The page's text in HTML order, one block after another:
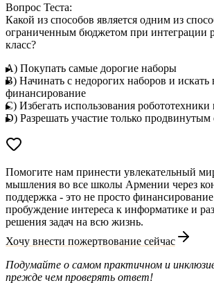
Вопрос Теста:
Какой из способов является одним из
ограниченным бюджетом при интеграции
класс?
A) Покупать самые дорогие наборы
B) Начинать с недорогих наборов и искать
финансирование
C) Избегать использования
D) Разрешать участие только продвинутым
Помогите нам принести увлекательный
мышления во все школы Армении через
поддержка - это не просто
пробуждение интереса к информатике и
решения задач на всю жизнь.
Хочу внести пожертвование сейчас
Подумайте о самом практичном и
прежде чем проверять ответ!